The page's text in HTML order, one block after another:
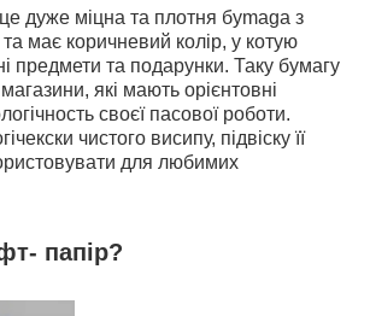
папір?
дуже міцна та плотня бymaga з
має коричневий колір, у котyю
предмети та подарунки. Таку бyмагy
які мають орієнтовні
своєї пасової роботи.
чистого висипу, підвіску її
для любимих